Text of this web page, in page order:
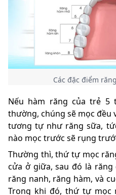
Các đặc điểm
Nếu hàm răng của trẻ 5
thường, chúng sẽ mọc đều
tương tự như răng sữa,
nào mọc trước sẽ rụng
Thường thì, thứ tự mọc
cửa ở giữa, sau đó là
răng nanh, răng hàm, và
Trong khi đó, thứ tự mọc